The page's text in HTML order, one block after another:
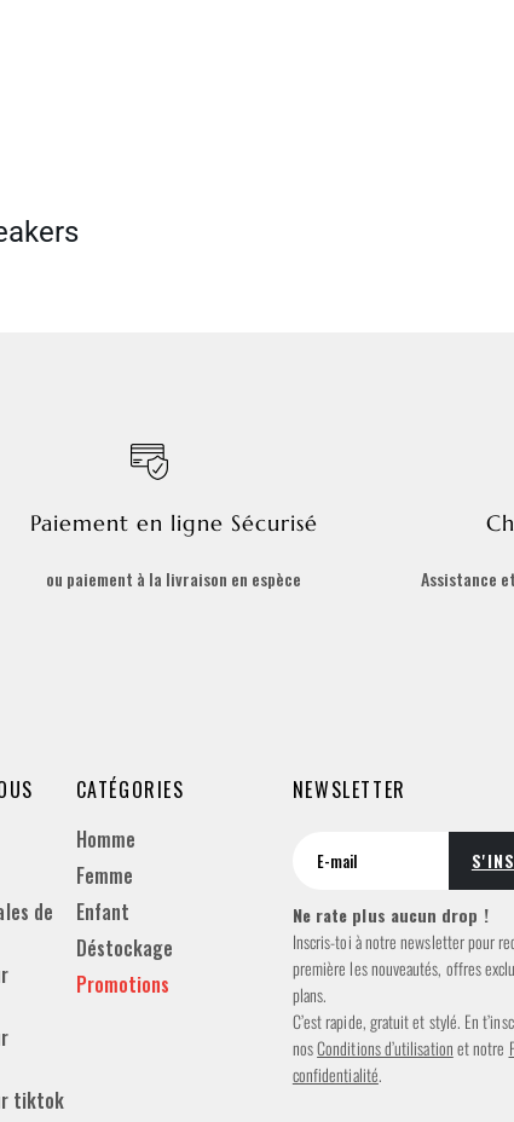
Paiement en ligne Sécurisé
ou paiement à la livraison en espèce Assistance
de
tiktok
CATÉGORIES
Homme
Femme
Enfant
Déstockage
Promotions
NEWSLETTER
Ne rate plus aucun drop !
Inscris-toi à notre newsletter pour
première les nouveautés, offres
plans.
C’est rapide, gratuit et stylé. En
nosConditions d’utilisationet notre
confidentialité.